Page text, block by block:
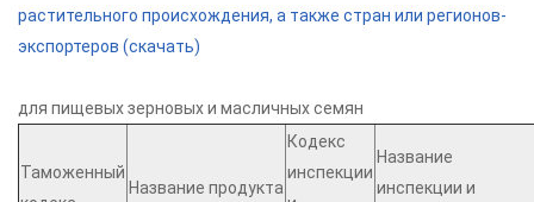
растительного происхождения, а также стран или регионов-
экспортеров (скачать)
для пищевых зерновых и масличных семян
Таможенный
Название продукта
Кодекс
инспекции
Название
инспекции и